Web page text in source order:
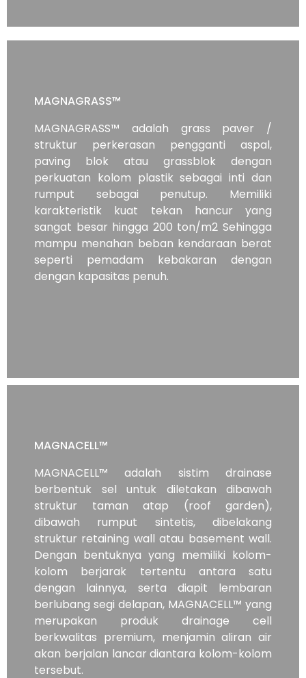
MAGNAGRASS™
MAGNAGRASS™ adalah grass paver /
struktur perkerasan pengganti aspal,
paving blok atau grassblok dengan
perkuatan kolom plastik sebagai inti dan
rumput sebagai penutup. Memiliki
karakteristik kuat tekan hancur yang
sangat besar hingga 200 ton/m2 Sehingga
mampu menahan beban kendaraan berat
seperti pemadam kebakaran dengan
dengan kapasitas penuh.
MAGNACELL™
MAGNACELL™ adalah sistim drainase
berbentuk sel untuk diletakan dibawah
struktur taman atap (roof garden),
dibawah rumput sintetis, dibelakang
struktur retaining wall atau basement wall.
Dengan bentuknya yang memiliki kolom-
kolom berjarak tertentu antara satu
dengan lainnya, serta diapit lembaran
berlubang segi delapan, MAGNACELL™ yang
merupakan produk drainage cell
berkwalitas premium, menjamin aliran air
akan berjalan lancar diantara kolom-kolom
tersebut.